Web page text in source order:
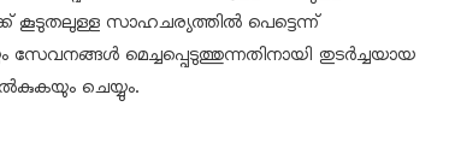
കൂടുതലുള്ള സാഹചര്യത്തിൽ പെട്ടെന്ന്
സേവനങ്ങൾ മെച്ചപ്പെടുത്തുന്നതിനായി തുടർച്ചയായ
ചെയ്യും.